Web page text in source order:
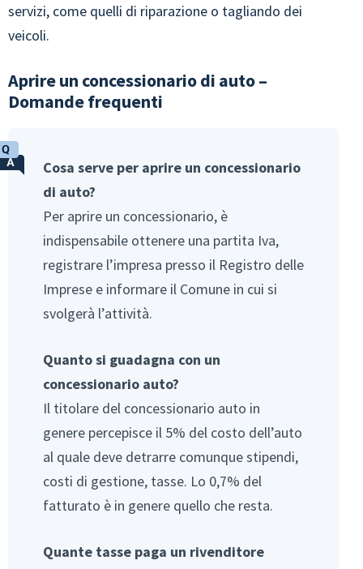
servizi, come quelli di riparazione o tagliando dei
veicoli.
Aprire un concessionario di auto –
Domande frequenti
Cosa serve per aprire un concessionario
di auto?
Per aprire un concessionario, è
indispensabile ottenere una partita Iva,
registrare l’impresa presso il Registro delle
Imprese e informare il Comune in cui si
svolgerà l’attività.
Quanto si guadagna con un
concessionario auto?
Il titolare del concessionario auto in
genere percepisce il 5% del costo dell’auto
al quale deve detrarre comunque stipendi,
costi di gestione, tasse. Lo 0,7% del
fatturato è in genere quello che resta.
Quante tasse paga un rivenditore